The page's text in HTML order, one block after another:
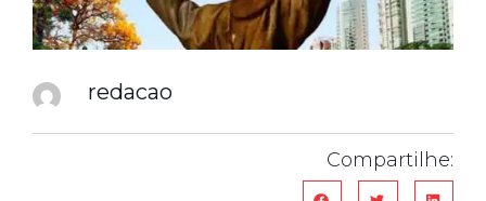
redacao
Compartilhe: